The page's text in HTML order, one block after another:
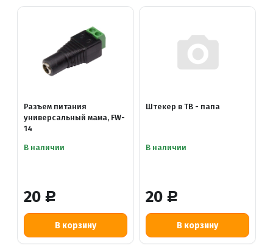
20 Р
Разъем питания
универсальный мама, FW-
14
В наличии
20 Р
Штекер в ТВ - папа
В наличии